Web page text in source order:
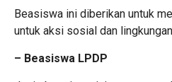
Beasiswa ini diberikan untuk
untuk aksi sosial dan
– Beasiswa LPDP